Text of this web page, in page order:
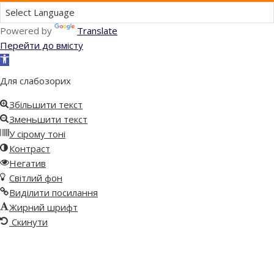
Powered by
Translate
Перейти до вмісту
Відкрити
інструментів
Для слабозорих
Збільшити текст
Зменьшити текст
У сірому тоні
Контраст
Негатив
Світлий фон
Виділити посилання
Жирний шрифт
Скинути